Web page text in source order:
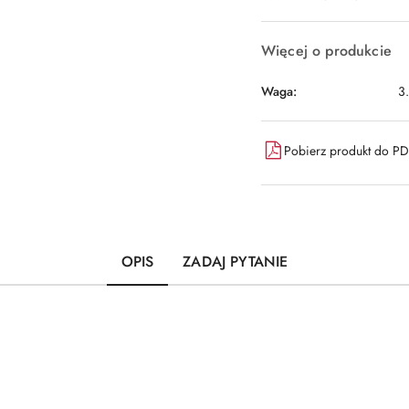
dostawa
Więcej o produkcie
Waga:
Pobierz produkt do
OPIS ZADAJ PYTANIE